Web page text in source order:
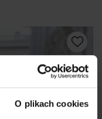
O plikach cookies